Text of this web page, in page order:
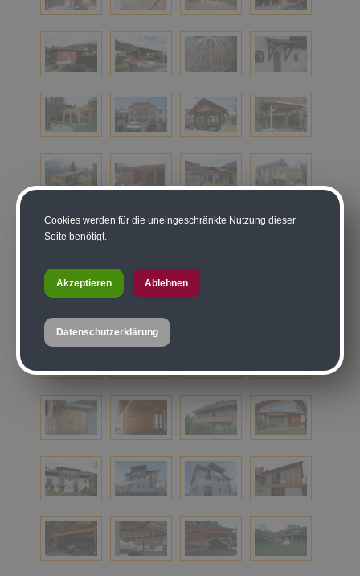
Cookies werden für die uneingeschränkte Nutzung dieser
Seite benötigt.
Akzeptieren Ablehnen
Datenschutzerklärung